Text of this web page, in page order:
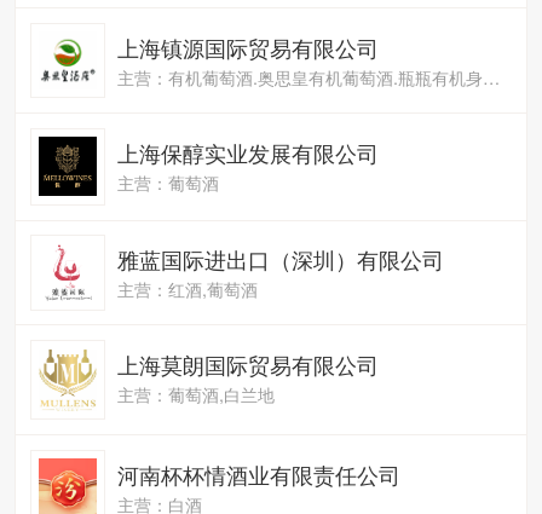
上海镇源国际贸易有限公司
主营：有机葡萄酒.奥思皇有机葡萄酒.瓶瓶有机身份认证
上海保醇实业发展有限公司
主营：葡萄酒
雅蓝国际进出口（深圳）有限公司
主营：红酒,葡萄酒
上海莫朗国际贸易有限公司
主营：葡萄酒,白兰地
河南杯杯情酒业有限责任公司
主营：白酒